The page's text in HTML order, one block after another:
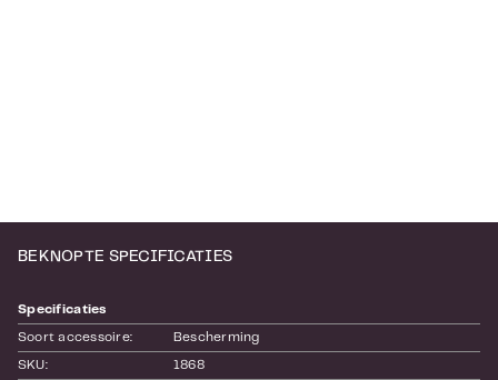
BEKNOPTE SPECIFICATIES
Specificaties
Soort accessoire: Bescherming
SKU: 1868